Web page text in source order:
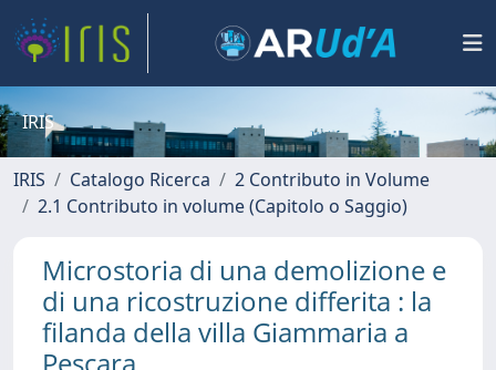
IRIS
IRIS Catalogo Ricerca
2 Contributo in Volume
2.1 Contributo in volume (Capitolo o Saggio)
Microstoria di una demolizione e
di una ricostruzione differita : la
filanda della villa Giammaria a